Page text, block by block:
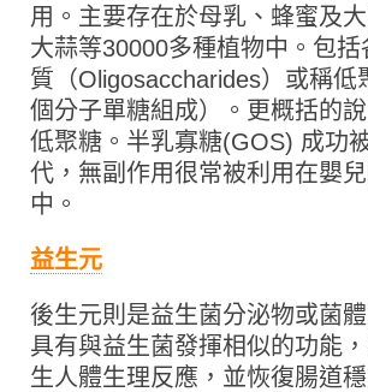
用。主要存在於母乳、蜂蜜及
大蒜等30000多種植物中。包
質（Oligosaccharides）或稱低
個分子單糖組成）。更概括的
低聚糖。半乳寡糖(GOS) 成功
代，無副作用很常被利用在嬰
中。
益生元
後生元則是益生菌分泌物或菌
具有與益生菌發揮相似的功能
生人體生理反應，並恢復腸道穩